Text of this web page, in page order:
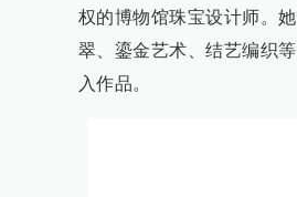
权的博物馆珠宝设计师。
翠、鎏金艺术、结艺编织
入作品。